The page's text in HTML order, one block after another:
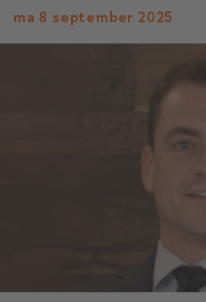
ma 8 september 2025